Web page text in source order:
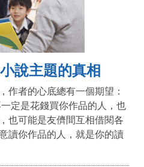
說主題的真相
作者的心底總有一個期望：
定是花錢買你作品的人，也
也可能是友儕間互相借閱各
讀你作品的人，就是你的讀